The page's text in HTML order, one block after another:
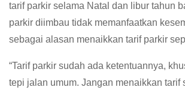
tarif parkir selama Natal dan libur tahun
parkir diimbau tidak memanfaatkan
sebagai alasan menaikkan tarif parkir
“Tarif parkir sudah ada ketentuannya,
tepi jalan umum. Jangan menaikkan tarif